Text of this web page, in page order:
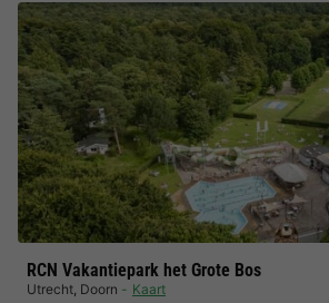
RCN Vakantiepark het Grote Bos
Utrecht, Doorn Kaart